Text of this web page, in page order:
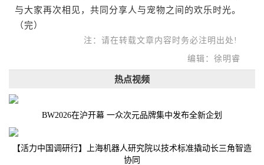
与大家再次相见，共同分享人与宠物之间的欢乐时光。
（完）
注：请在转载文章内容时务必注明出处!
编辑：徐明睿
热点视频
BW2026在沪开幕 一众次元品牌集中发布全新企划
【活力中国调研行】上海机器人研究院以技术标准撬动长三角智造
协同